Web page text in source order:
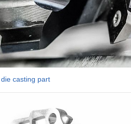
casting part